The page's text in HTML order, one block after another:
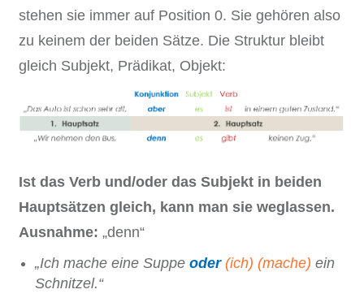
stehen sie immer auf Position 0. Sie gehören also
zu keinem der beiden Sätze. Die Struktur bleibt
gleich Subjekt, Prädikat, Objekt:
Ist das Verb und/oder das Subjekt in beiden
Hauptsätzen gleich, kann man sie weglassen.
Ausnahme: „denn“
„Ich mache eine Suppe oder (ich) (mache) ein
Schnitzel.“